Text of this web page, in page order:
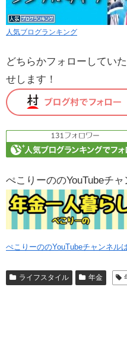
人気ブログランキング
どちらかフォローしてい
せします！
ぺこりーののYouTubeチ
ぺこりーののYouTubeチャンネル
ライフスタイル 年金